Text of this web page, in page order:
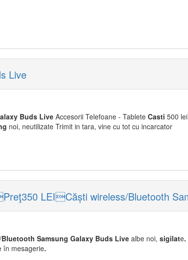
Live
Buds Live Accesorii Telefoane - Tablete Casti 500
noi, neutilizate Trimit in tara, vine cu tot cu incarcator
LEICăști wireless/Bluetooth
Bluetooth Samsung Galaxy Buds Live albe noi, sigilate.
în mesagerie.